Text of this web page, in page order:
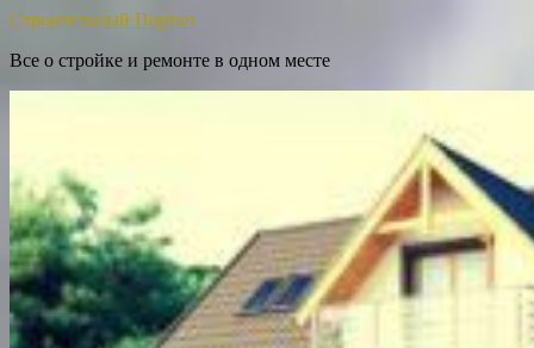
Строительный Портал
Все о стройке и ремонте в одном месте